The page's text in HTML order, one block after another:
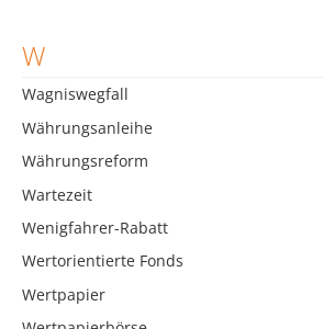
W
Wagniswegfall
Währungsanleihe
Währungsreform
Wartezeit
Wenigfahrer-Rabatt
Wertorientierte Fonds
Wertpapier